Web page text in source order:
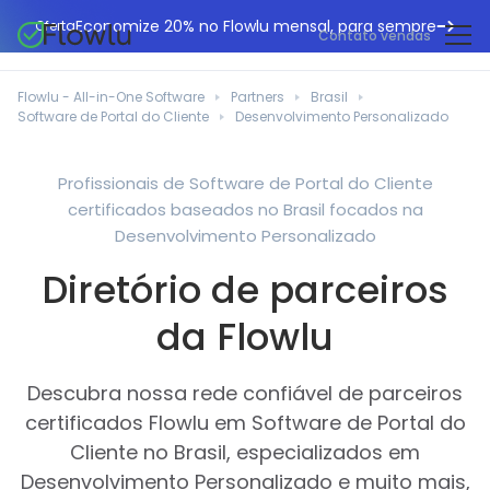
OfertaEconomize 20% no Flowlu mensal, para sempre
Contato vendas
Gestão de projetos
Faturação online
Automação do fluxo de trabalho
Ferramentas de colaboração
Gestão financeira
Base de conhecimento
Agências de marketing
Departamentos de TI
Consultores de negócios
Profissionais jurídicos
Empresas de fabrico
Pequenos negócios
Planeadores de eventos
Central de ajuda
Blogue Flowlu
Guias
Casos de utilização
Ferramentas gratuitas
Português
Flowlu - All-in-One Software Partners
Brasil
Software de Portal do Cliente
Desenvolvimento Personalizado
Profissionais de Software de Portal do Cliente
certificados baseados no Brasil focados na
Desenvolvimento Personalizado
Diretório de parceiros
da Flowlu
Descubra nossa rede confiável de parceiros
certificados Flowlu em Software de Portal do
Cliente no Brasil, especializados em
Desenvolvimento Personalizado e muito mais,